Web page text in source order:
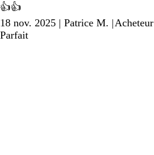
👍👍
18 nov. 2025 | Patrice M. |
Parfait